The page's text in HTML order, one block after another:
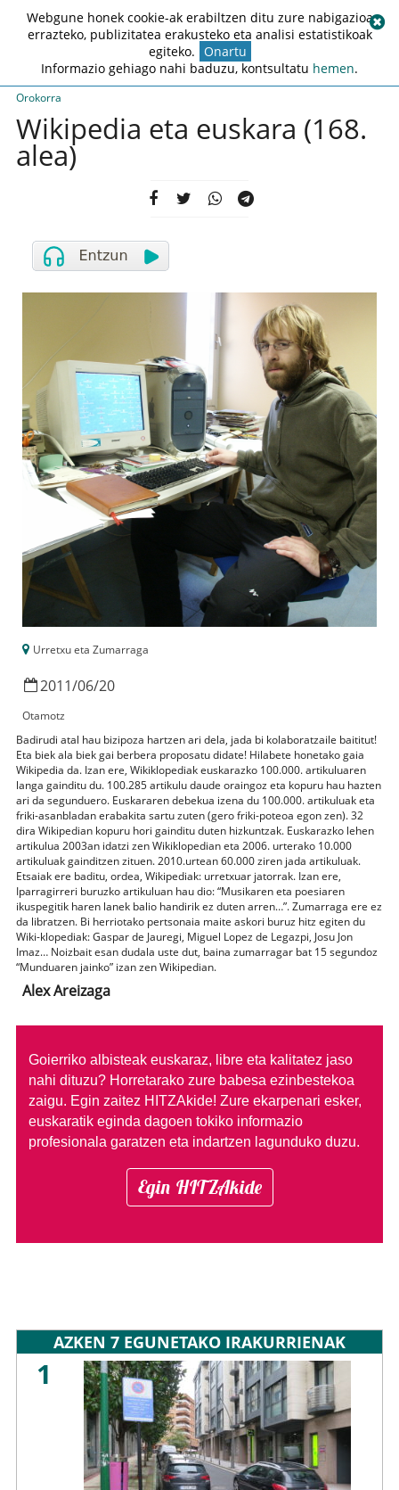
Orokorra
Wikipedia eta euskara (168.
alea)
Urretxu eta Zumarraga
2011/06/20
Otamotz
Badirudi atal hau bizipoza hartzen ari dela, jada bi kolaboratzaile baititut!
Eta biek ala biek gai berbera proposatu didate! Hilabete honetako gaia
Wikipedia da. Izan ere, Wikiklopediak euskarazko 100.000. artikuluaren
langa gainditu du. 100.285 artikulu daude oraingoz eta kopuru hau hazten
ari da segunduero. Euskararen debekua izena du 100.000. artikuluak eta
friki-asanbladan erabakita sartu zuten (gero friki-poteoa egon zen). 32
dira Wikipedian kopuru hori gainditu duten hizkuntzak. Euskarazko lehen
artikulua 2003an idatzi zen Wikiklopedian eta 2006. urterako 10.000
artikuluak gainditzen zituen. 2010.urtean 60.000 ziren jada artikuluak.
Etsaiak ere baditu, ordea, Wikipediak: urretxuar jatorrak. Izan ere,
Iparragirreri buruzko artikuluan hau dio: “Musikaren eta poesiaren
ikuspegitik haren lanek balio handirik ez duten arren…”. Zumarraga ere ez
da libratzen. Bi herriotako pertsonaia maite askori buruz hitz egiten du
Wiki-klopediak: Gaspar de Jauregi, Miguel Lopez de Legazpi, Josu Jon
Imaz… Noizbait esan dudala uste dut, baina zumarragar bat 15 segundoz
“Munduaren jainko” izan zen Wikipedian.
Alex Areizaga
Goierriko albisteak euskaraz, libre eta kalitatez jaso
nahi dituzu? Horretarako zure babesa ezinbestekoa
zaigu. Egin zaitez HITZAkide! Zure ekarpenari esker,
euskaratik eginda dagoen tokiko informazio
profesionala garatzen eta indartzen lagunduko duzu.
Egin HITZAkide
AZKEN 7 EGUNETAKO IRAKURRIENAK
1
Webgune honek cookie-ak erabiltzen ditu zure nabigazioa
errazteko, publizitatea erakusteko eta analisi estatistikoak
egiteko. Onartu
Informazio gehiago nahi baduzu, kontsultatu hemen.